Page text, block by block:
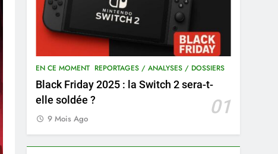
EN CE MOMENT REPORTAGES / ANALYSES / DOSSIERS
Black Friday 2025 : la Switch 2 sera-t-
elle soldée ?
01
9 Mois Ago